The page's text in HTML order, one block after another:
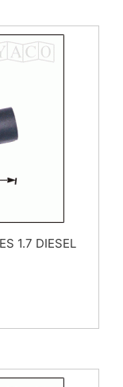
1.7 DIESEL